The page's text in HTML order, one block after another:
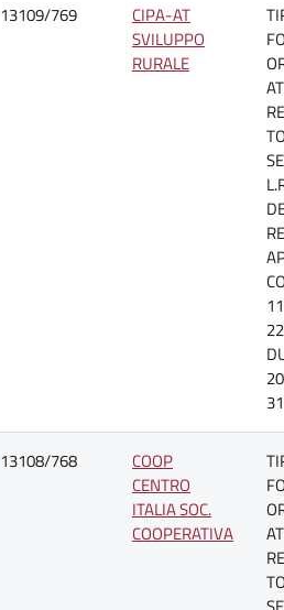
13109/769
CIPA-AT
SVILUPPO
RURALE
13108/768
COOP
CENTRO
ITALIA SOC.
COOPERATIVA